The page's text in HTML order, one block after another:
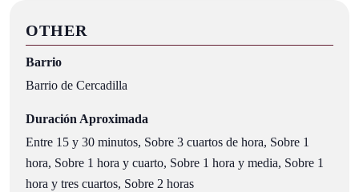
OTHER
Barrio
Barrio de Cercadilla
Duración Aproximada
Entre 15 y 30 minutos, Sobre 3 cuartos de hora, Sobre 1
hora, Sobre 1 hora y cuarto, Sobre 1 hora y media, Sobre 1
hora y tres cuartos, Sobre 2 horas